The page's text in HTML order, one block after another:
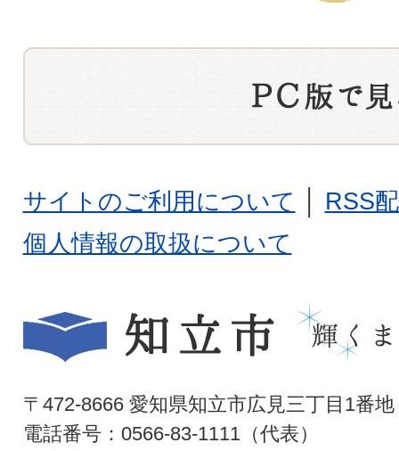
サイトのご利用について
RSS
個人情報の取扱について
〒472-8666 愛知県知立市広見三丁目1番地
電話番号：0566-83-1111（代表）